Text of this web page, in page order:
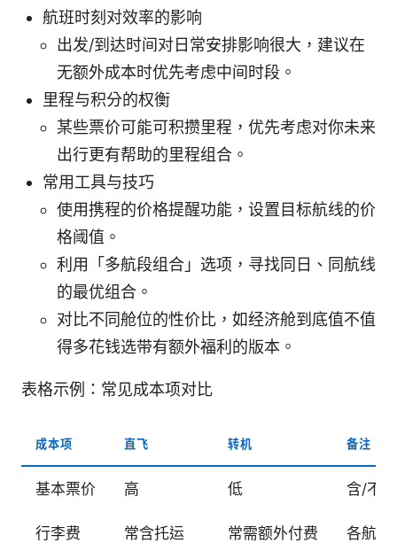
航班时刻对效率的影响
出发/到达时间对日常安排影响很大，建议在
无额外成本时优先考虑中间时段。
里程与积分的权衡
某些票价可能可积攒里程，优先考虑对你未来
出行更有帮助的里程组合。
常用工具与技巧
使用携程的价格提醒功能，设置目标航线的价
格阈值。
利用「多航段组合」选项，寻找同日、同航线
的最优组合。
对比不同舱位的性价比，如经济舱到底值不值
得多花钱选带有额外福利的版本。
表格示例：常见成本项对比
成本项 直飞 转机 备注
基本票价 高 低 含/不
行李费 常含托运 常需额外付费 各航空